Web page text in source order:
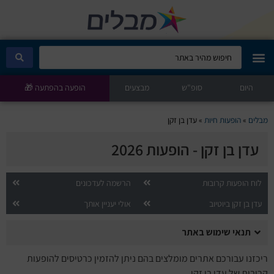
מבלים קלאב
הופעות היום
סטנדאפ
הצגות ילדים
הופעות חיות
היום סופ"ש מבצעים הופעה בהפתעה 🎁
מבלים »הופעות חיות »עדן בן זקן
עדן בן זקן - הופעות 2026
לוח הופעות קרובות
הרשמה לעדכונים
עדן בן זקן ביוטיוב
אולי יעניין אותך
תנאי שימוש באתר
ריכזנו עבורכם אתרים מומלצים בהם ניתן להזמין כרטיסים להופעות